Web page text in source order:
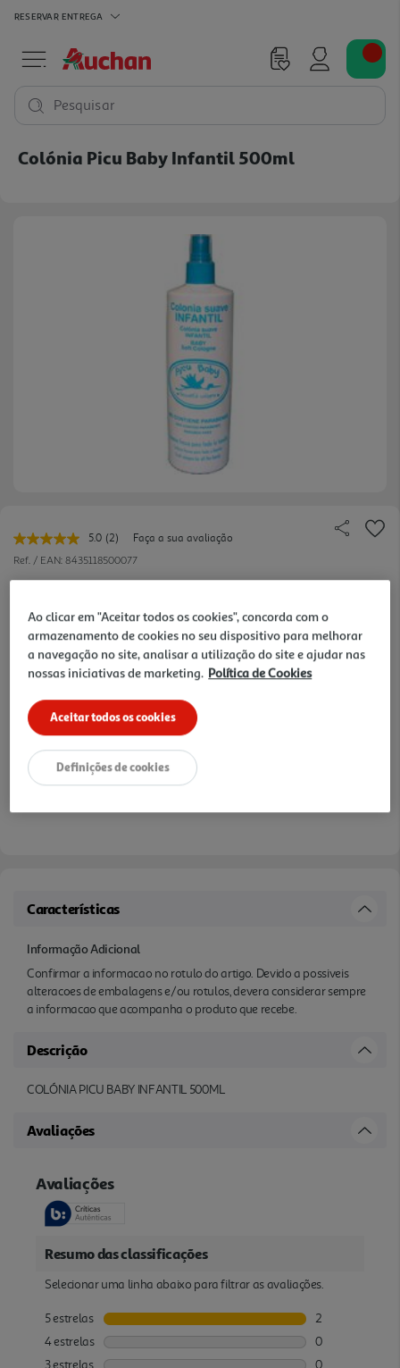
RESERVAR ENTREGA
Pesquisar
Colónia Picu Baby Infantil 500ml
5.0 Leu
2
a
mesma
página.
(2)
Faça a sua avaliação
Ref. / EAN: 8435118500077
12,25 €
Notas de preparação
Características
Informação Adicional
Confirmar a informacao no rotulo do artigo. Devido a possiveis
alteracoes de embalagens e/ou rotulos, devera considerar sempre
a informacao que acompanha o produto que recebe.
Descrição
COLÓNIA PICU BABY INFANTIL 500ML
Avaliações
Ao clicar em "Aceitar todos os cookies", concorda com o
armazenamento de cookies no seu dispositivo para melhorar
a navegação no site, analisar a utilização do site e ajudar nas
nossas iniciativas de marketing. Política de Cookies
Aceitar todos os cookies
Definições de cookies